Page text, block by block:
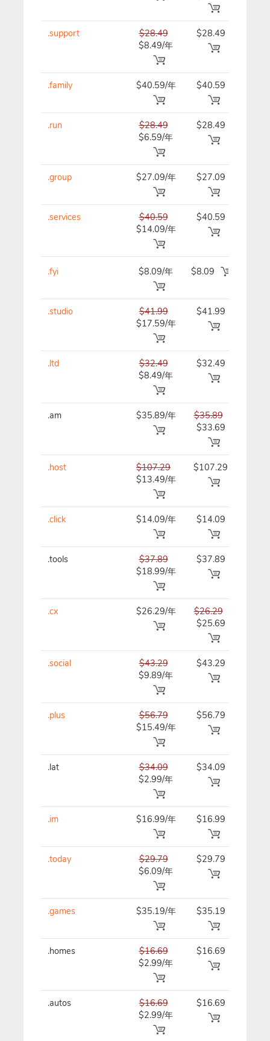
.support
$28.49
$8.49/年
$28.49
.family $40.59/年 $40.59
.run
$28.49
$6.59/年
$28.49
.group $27.09/年 $27.09
.services
$40.59
$14.09/年
$40.59
.fyi $8.09/年 $8.09
.studio
$41.99
$17.59/年
$41.99
.ltd
$32.49
$8.49/年
$32.49
.am $35.89/年
$35.89
$33.69
.host
$107.29
$13.49/年
$107.29
.click $14.09/年 $14.09
.tools
$37.89
$18.99/年
$37.89
.cx $26.29/年
$26.29
$25.69
.social
$43.29
$9.89/年
$43.29
.plus
$56.79
$15.49/年
$56.79
.lat
$34.09
$2.99/年
$34.09
.im $16.99/年 $16.99
.today
$29.79
$6.09/年
$29.79
.games $35.19/年 $35.19
.homes
$16.69
$2.99/年
$16.69
.autos
$16.69
$2.99/年
$16.69